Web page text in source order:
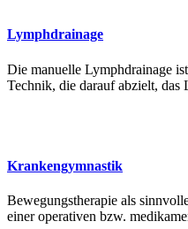
Lymphdrainage
Die manuelle Lymphdrainage
Technik, die darauf abzielt, das
Krankengymnastik
Bewegungstherapie als
einer operativen bzw.